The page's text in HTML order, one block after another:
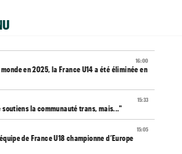
16:00
en 2025, la France U14 a été éliminée en
15:33
soutiens la communauté trans, mais..."
15:05
de France U18 championne d’Europe